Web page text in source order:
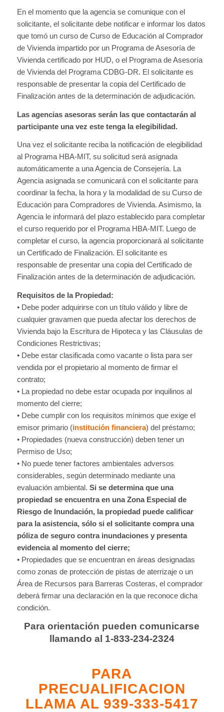
En el momento que la agencia se comunique con el
solicitante, el solicitante debe notificar e informar los datos
que tomó un curso de Curso de Educación al Comprador
de Vivienda impartido por un Programa de Asesoría de
Vivienda certificado por HUD, o el Programa de Asesoría
de Vivienda del Programa CDBG-DR. El solicitante es
responsable de presentar la copia del Certificado de
Finalización antes de la determinación de adjudicación.
Las agencias asesoras serán las que contactarán al
participante una vez este tenga la elegibilidad.
Una vez el solicitante reciba la notificación de elegibilidad
al Programa HBA-MIT, su solicitud será asignada
automáticamente a una Agencia de Consejería. La
Agencia asignada se comunicará con el solicitante para
coordinar la fecha, la hora y la modalidad de su Curso de
Educación para Compradores de Vivienda. Asimismo, la
Agencia le informará del plazo establecido para completar
el curso requerido por el Programa HBA-MIT. Luego de
completar el curso, la agencia proporcionará al solicitante
un Certificado de Finalización. El solicitante es
responsable de presentar una copia del Certificado de
Finalización antes de la determinación de adjudicación.
Requisitos de la Propiedad:
• Debe poder adquirirse con un título válido y libre de
cualquier gravamen que pueda afectar los derechos de
Vivienda bajo la Escritura de Hipoteca y las Cláusulas de
Condiciones Restrictivas;
• Debe estar clasificada como vacante o lista para ser
vendida por el propietario al momento de firmar el
contrato;
• La propiedad no debe estar ocupada por inquilinos al
momento del cierre;
• Debe cumplir con los requisitos mínimos que exige el
emisor primario (institución financiera) del préstamo;
• Propiedades (nueva construcción) deben tener un
Permiso de Uso;
• No puede tener factores ambientales adversos
considerables, según determinado mediante una
evaluación ambiental. Si se determina que una
propiedad se encuentra en una Zona Especial de
Riesgo de Inundación, la propiedad puede calificar
para la asistencia, sólo si el solicitante compra una
póliza de seguro contra inundaciones y presenta
evidencia al momento del cierre;
• Propiedades que se encuentran en áreas designadas
como zonas de protección de pistas de aterrizaje o un
Área de Recursos para Barreras Costeras, el comprador
deberá firmar una declaración en la que reconoce dicha
condición.
Para orientación pueden comunicarse
llamando al 1-833-234-2324
PARA
PRECUALIFICACION
LLAMA AL 939-333-5417